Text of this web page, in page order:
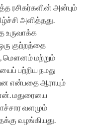
ரசிகர்களின் அன்பும்
அளித்தது.
உருவாக்க
குற்றத்தை
மௌனம் மற்றும்
பற்றிய நமது
என்பதை ஆராயும்
மதுரையை
வளமும்
வழங்கியது.